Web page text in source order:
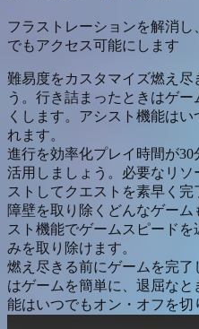
フラストレーションを解消
でもアクセス可能にします
難易度をカスタマイズ燃え尽
う。行き詰まったときはゲ
くします。アシスト機能は
れます。
進行を効率化プレイ時間が
活用しましょう。必要なリ
ストしてクエストを素早く完
障壁を取り除く どんなゲーム
スト機能でゲームスピード
みを取り除けます。
燃え尽きる前にゲームを完
はゲームを簡単に、退屈な
能はいつでもオン・オフを切